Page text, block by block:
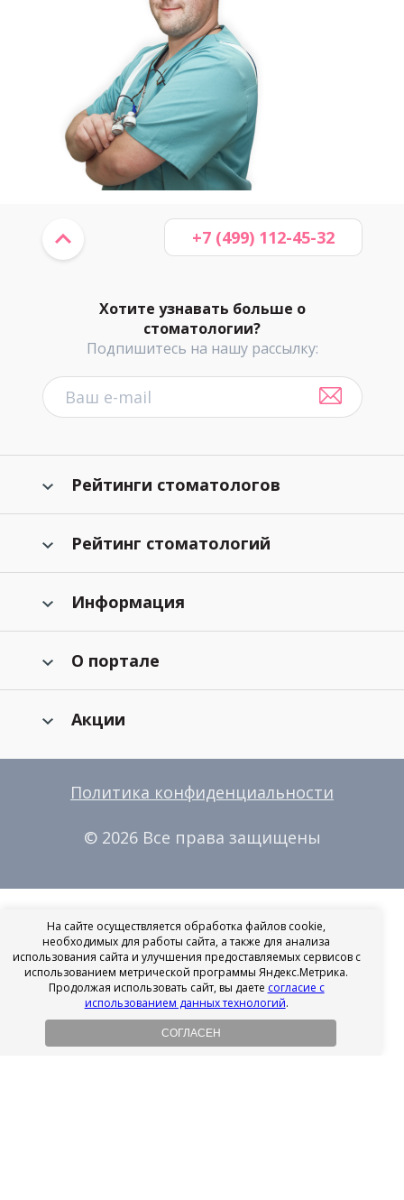
Хотите узнавать больше о
стоматологии?
Подпишитесь на нашу рассылку:
+7 (499) 112-45-32
Рейтинги стоматологов
Рейтинг стоматологий
Информация
О портале
Акции
Политика конфиденциальности
© 2026 Все права защищены
На сайте осуществляется обработка файлов cookie,
необходимых для работы сайта, а также для анализа
использования сайта и улучшения предоставляемых сервисов с
использованием метрической программы Яндекс.Метрика.
Продолжая использовать сайт, вы даете согласие с
использованием данных технологий.
СОГЛАСЕН